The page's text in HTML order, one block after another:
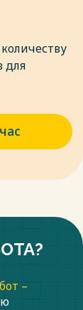
операций и
и
защита
для
–